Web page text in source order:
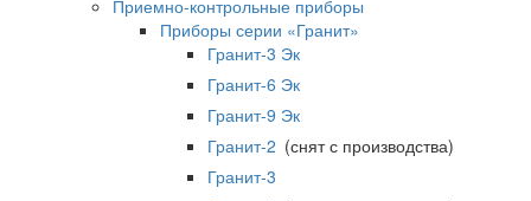
Приемно-контрольные приборы
Приборы серии «Гранит»
Гранит-3 Эк
Гранит-6 Эк
Гранит-9 Эк
Гранит-2 (снят с производства)
Гранит-3